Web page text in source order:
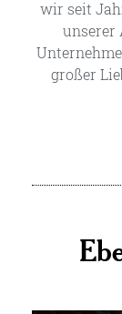
wir seit
unserer
großer